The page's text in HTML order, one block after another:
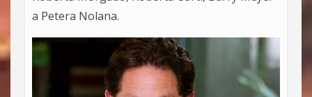
a Petera Nolana.